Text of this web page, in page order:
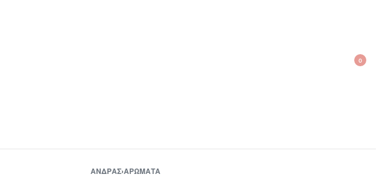
0
ΆΝΔΡΑΣ›ΑΡΏΜΑΤΑ